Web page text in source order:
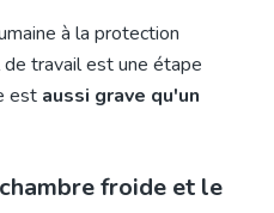
à la protection
travail est une étape
est aussi grave qu'un
froide et le